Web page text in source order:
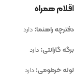
اقلام همراه
دفترچه راهنما:دارد
برگه گارانتی:دارد
لوله خرطومی:دارد